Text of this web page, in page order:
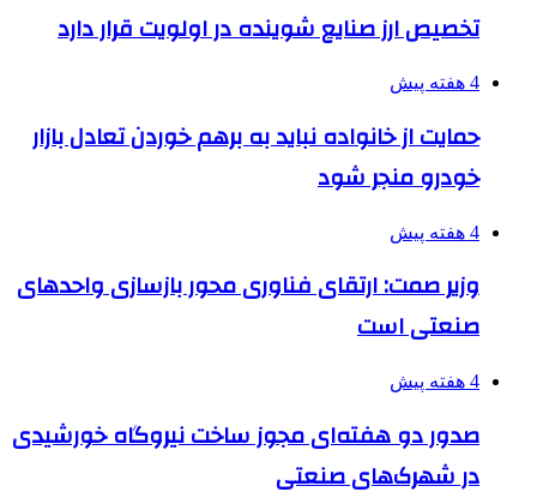
تخصیص ارز صنایع شوینده در اولویت قرار دارد
4 هفته پیش
حمایت از خانواده نباید به برهم خوردن تعادل بازار
خودرو منجر شود
4 هفته پیش
وزیر صمت: ارتقای فناوری محور بازسازی واحدهای
صنعتی است
4 هفته پیش
صدور دو هفته‌ای مجوز ساخت نیروگاه خورشیدی
در شهرک‌های صنعتی